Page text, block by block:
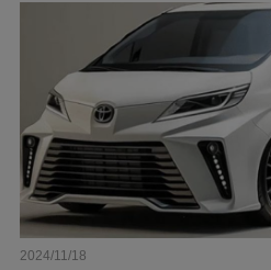
2024/11/18